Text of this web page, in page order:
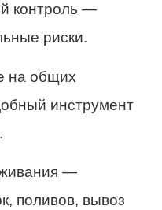
контроль —
риски.
на общих
инструмент
—
поливов, вывоз